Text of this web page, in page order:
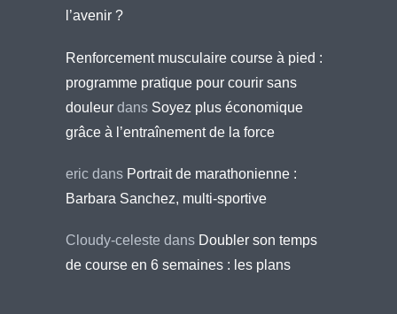
l’avenir ?
Renforcement musculaire course à pied :
programme pratique pour courir sans
douleur dans Soyez plus économique
grâce à l’entraînement de la force
eric dans Portrait de marathonienne :
Barbara Sanchez, multi-sportive
Cloudy-celeste dans Doubler son temps
de course en 6 semaines : les plans